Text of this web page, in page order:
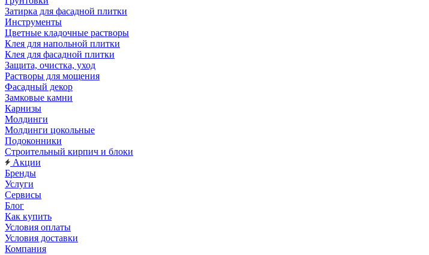
Затирка для фасадной плитки
Инструменты
Цветные кладочные растворы
Клея для напольной плитки
Клея для фасадной плитки
Защита, очистка, уход
Растворы для мощения
Фасадный декор
Замковые камни
Карнизы
Молдинги
Молдинги цокольные
Подоконники
Строительный кирпич и блоки
Акции
Бренды
Услуги
Сервисы
Блог
Как купить
Условия оплаты
Условия доставки
Компания